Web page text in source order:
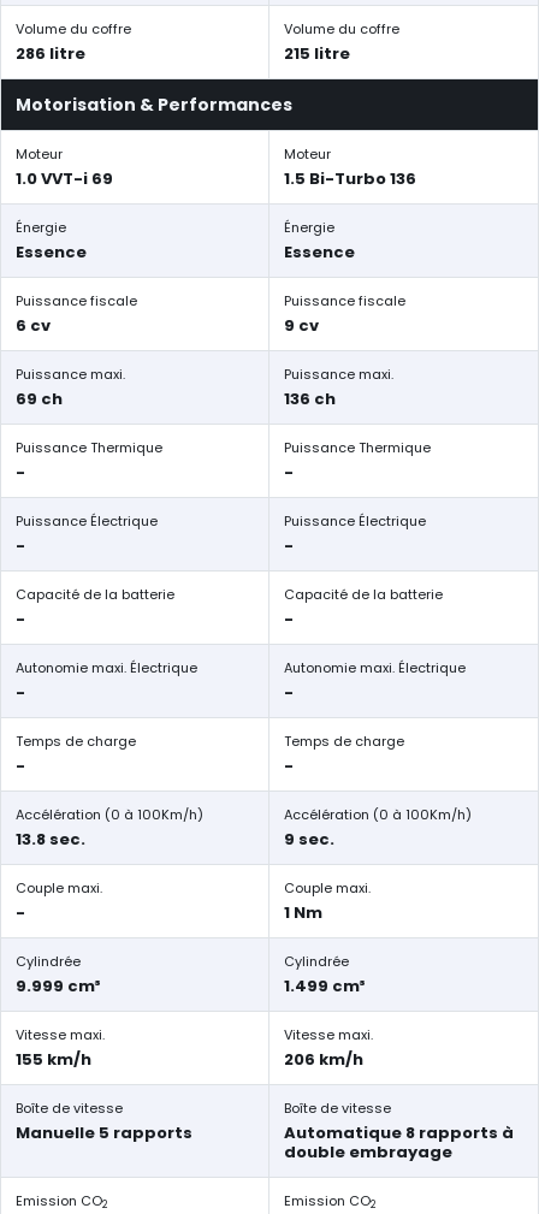
Volume du coffre
286 litre
Volume du coffre
215 litre
Motorisation & Performances
Moteur
1.0 VVT-i 69
Moteur
1.5 Bi-Turbo 136
Énergie
Essence
Énergie
Essence
Puissance fiscale
6 cv
Puissance fiscale
9 cv
Puissance maxi.
69 ch
Puissance maxi.
136 ch
Puissance Thermique
-
Puissance Thermique
-
Puissance Électrique
-
Puissance Électrique
-
Capacité de la batterie
-
Capacité de la batterie
-
Autonomie maxi. Électrique
-
Autonomie maxi. Électrique
-
Temps de charge
-
Temps de charge
-
Accélération (0 à 100Km/h)
13.8 sec.
Accélération (0 à 100Km/h)
9 sec.
Couple maxi.
-
Couple maxi.
1 Nm
Cylindrée
9.999 cm³
Cylindrée
1.499 cm³
Vitesse maxi.
155 km/h
Vitesse maxi.
206 km/h
Boîte de vitesse
Manuelle 5 rapports
Boîte de vitesse
Automatique 8 rapports à
double embrayage
Emission CO2 Emission CO2